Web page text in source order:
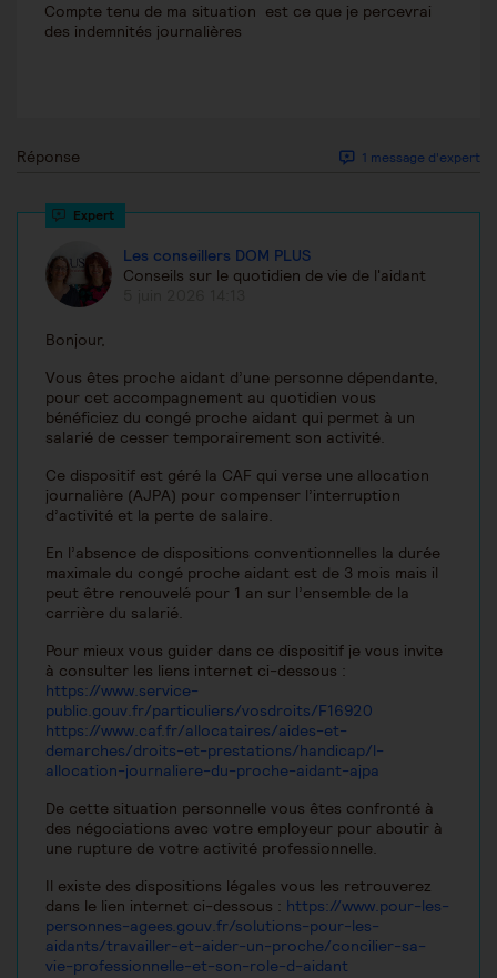
Compte tenu de ma situation est ce que je percevrai
des indemnités journalières
Réponse 1 message d'expert
Les conseillers DOM PLUS
Conseils sur le quotidien de vie de l'aidant
Bonjour,
Vous êtes proche aidant d’une personne dépendante,
pour cet accompagnement au quotidien vous
bénéficiez du congé proche aidant qui permet à un
salarié de cesser temporairement son activité.
Ce dispositif est géré la CAF qui verse une allocation
journalière (AJPA) pour compenser l’interruption
d’activité et la perte de salaire.
En l’absence de dispositions conventionnelles la durée
maximale du congé proche aidant est de 3 mois mais il
peut être renouvelé pour 1 an sur l’ensemble de la
carrière du salarié.
Pour mieux vous guider dans ce dispositif je vous invite
à consulter les liens internet ci-dessous :
https://www.service-
public.gouv.fr/particuliers/vosdroits/F16920
https://www.caf.fr/allocataires/aides-et-
demarches/droits-et-prestations/handicap/l-
allocation-journaliere-du-proche-aidant-ajpa
De cette situation personnelle vous êtes confronté à
des négociations avec votre employeur pour aboutir à
une rupture de votre activité professionnelle.
Il existe des dispositions légales vous les retrouverez
dans le lien internet ci-dessous : https://www.pour-les-
personnes-agees.gouv.fr/solutions-pour-les-
aidants/travailler-et-aider-un-proche/concilier-sa-
vie-professionnelle-et-son-role-d-aidant